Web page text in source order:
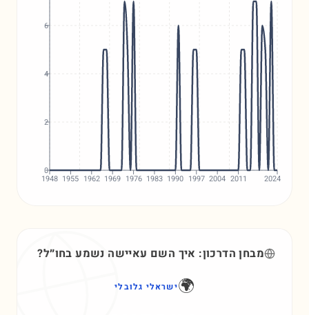
1948 1955 1962 1969 1976 1983 1990 1997 2004 2011 2024
0
2
4
6
מבחן הדרכון: איך השם עאיישה נשמע בחו״ל?
🌍ישראלי גלובלי